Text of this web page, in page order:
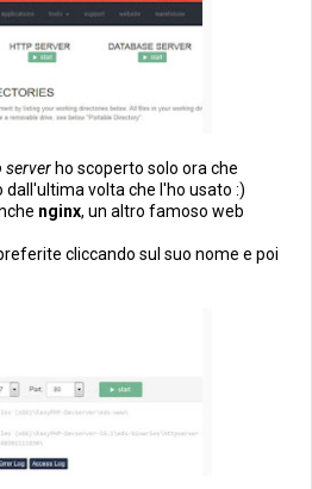
server ho scoperto solo ora che
volta che l'ho usato :)
nginx, un altro famoso web
cliccando sul suo nome e poi